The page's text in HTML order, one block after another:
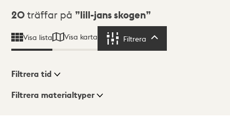
Sökresultat
20 träffar på lill-jans skogen
Visa lista Visa karta Filtrera
Visningsläge
Filtrera tid
Filtrera materialtyper